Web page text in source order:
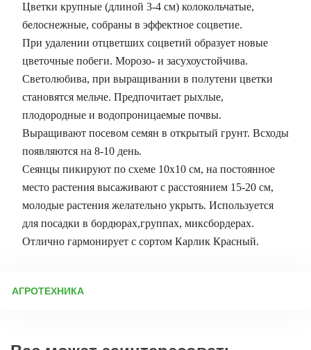
Цветки крупные (длиной 3-4 см) колокольчатые,
белоснежные, собраны в эффектное соцветие.
При удалении отцветших соцветий образует новые
цветочные побеги. Морозо- и засухоустойчива.
Светолюбива, при выращивании в полутени цветки
становятся мельче. Предпочитает рыхлые,
плодородные и водопроницаемые почвы.
Выращивают посевом семян в открытый грунт. Всходы
появляются на 8-10 день.
Сеянцы пикируют по схеме 10х10 см, на постоянное
место растения высаживают с расстоянием 15-20 см,
молодые растения желательно укрыть. Используется
для посадки в бордюрах,группах, миксбордерах.
Отлично гармонирует с сортом Карлик Красный.
АГРОТЕХНИКА